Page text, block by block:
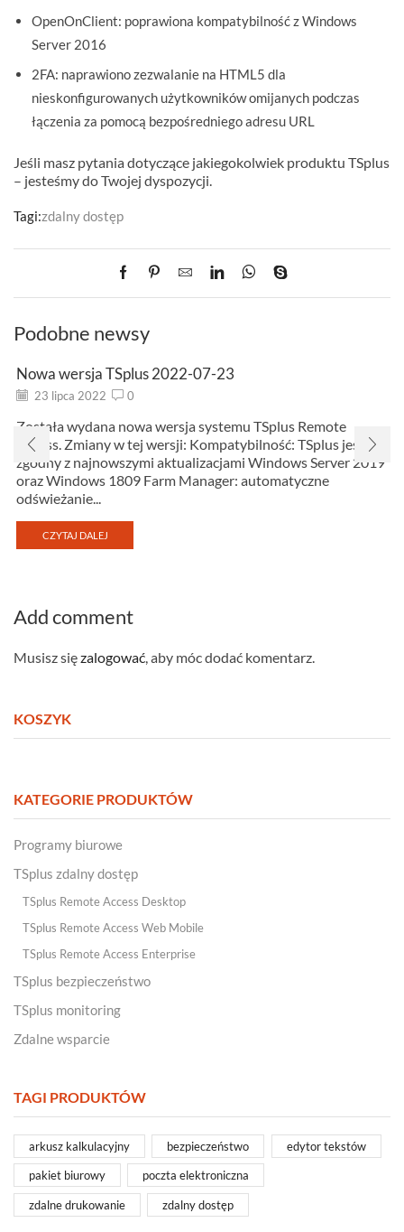
OpenOnClient: poprawiona kompatybilność z Windows
Server 2016
2FA: naprawiono zezwalanie na HTML5 dla
nieskonfigurowanych użytkowników omijanych podczas
łączenia za pomocą bezpośredniego adresu URL
Jeśli masz pytania dotyczące jakiegokolwiek produktu TSplus
– jesteśmy do Twojej dyspozycji.
Tagi:zdalny dostęp
Podobne newsy
Nowa wersja TSplus 2022-07-23
23 lipca 2022 0
Została wydana nowa wersja systemu TSplus Remote
Access. Zmiany w tej wersji: Kompatybilność: TSplus jest
zgodny z najnowszymi aktualizacjami Windows Server 2019
oraz Windows 1809 Farm Manager: automatyczne
odświeżanie...
CZYTAJ DALEJ
Add comment
Musisz sięzalogować, aby móc dodać komentarz.
KOSZYK
KATEGORIE PRODUKTÓW
Programy biurowe
TSplus zdalny dostęp
TSplus Remote Access Desktop
TSplus Remote Access Web Mobile
TSplus Remote Access Enterprise
TSplus bezpieczeństwo
TSplus monitoring
Zdalne wsparcie
TAGI PRODUKTÓW
arkusz kalkulacyjny bezpieczeństwo edytor tekstów
pakiet biurowy poczta elektroniczna
zdalne drukowanie zdalny dostęp